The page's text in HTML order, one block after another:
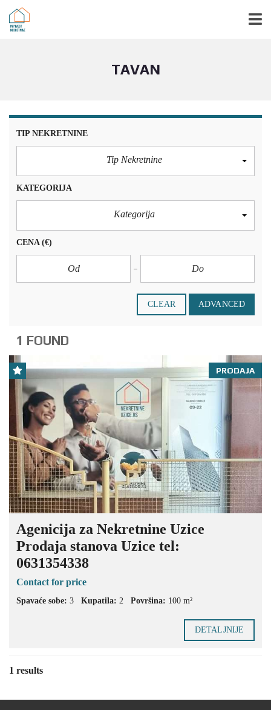
TAVAN
TIP NEKRETNINE
Tip Nekretnine
KATEGORIJA
Kategorija
CENA (€)
CLEAR ADVANCED
1 FOUND
PRODAJA
Agenicija za Nekretnine Uzice
Prodaja stanova Uzice tel:
0631354338
Contact for price
Spavaće sobe: 3 Kupatila: 2 Površina: 100 m²
DETALJNIJE
1 results